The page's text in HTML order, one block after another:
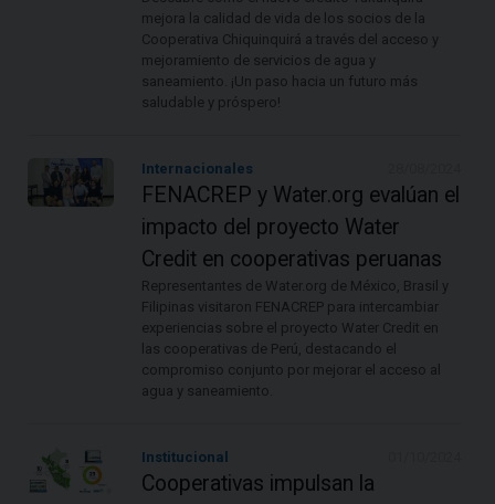
mejora la calidad de vida de los socios de la
Cooperativa Chiquinquirá a través del acceso y
mejoramiento de servicios de agua y
saneamiento. ¡Un paso hacia un futuro más
saludable y próspero!
Internacionales
FENACREP y Water.org evalúan el
impacto del proyecto Water
Credit en cooperativas peruanas
Representantes de Water.org de México, Brasil y
Filipinas visitaron FENACREP para intercambiar
experiencias sobre el proyecto Water Credit en
las cooperativas de Perú, destacando el
compromiso conjunto por mejorar el acceso al
agua y saneamiento.
Institucional
Cooperativas impulsan la